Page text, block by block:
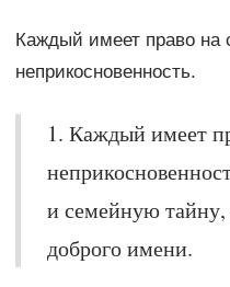
Каждый имеет право на
неприкосновенность.
1. Каждый имеет
и семейную тайну,
доброго имени.